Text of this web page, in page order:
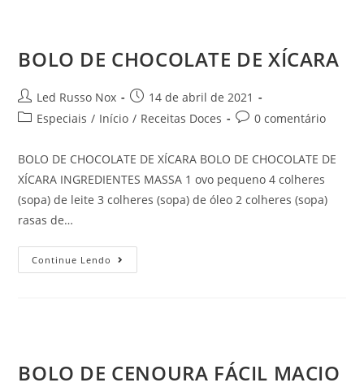
BOLO DE CHOCOLATE DE XÍCARA
Led Russo Nox
14 de abril de 2021
Especiais / Início / Receitas Doces 0 comentário
BOLO DE CHOCOLATE DE XÍCARA BOLO DE CHOCOLATE DE
XÍCARA INGREDIENTES MASSA 1 ovo pequeno 4 colheres
(sopa) de leite 3 colheres (sopa) de óleo 2 colheres (sopa)
rasas de…
Continue Lendo
BOLO DE CENOURA FÁCIL MACIO